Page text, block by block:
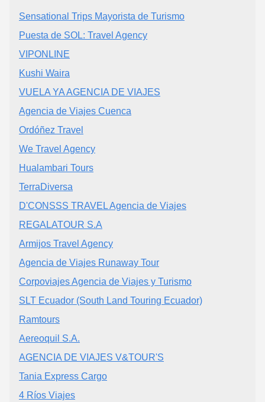
Sensational Trips Mayorista de Turismo
Puesta de SOL: Travel Agency
VIPONLINE
Kushi Waira
VUELA YA AGENCIA DE VIAJES
Agencia de Viajes Cuenca
Ordóñez Travel
We Travel Agency
Hualambari Tours
TerraDiversa
D'CONSSS TRAVEL Agencia de Viajes
REGALATOUR S.A
Armijos Travel Agency
Agencia de Viajes Runaway Tour
Corpoviajes Agencia de Viajes y Turismo
SLT Ecuador (South Land Touring Ecuador)
Ramtours
Aereoquil S.A.
AGENCIA DE VIAJES V&TOUR'S
Tania Express Cargo
4 Ríos Viajes